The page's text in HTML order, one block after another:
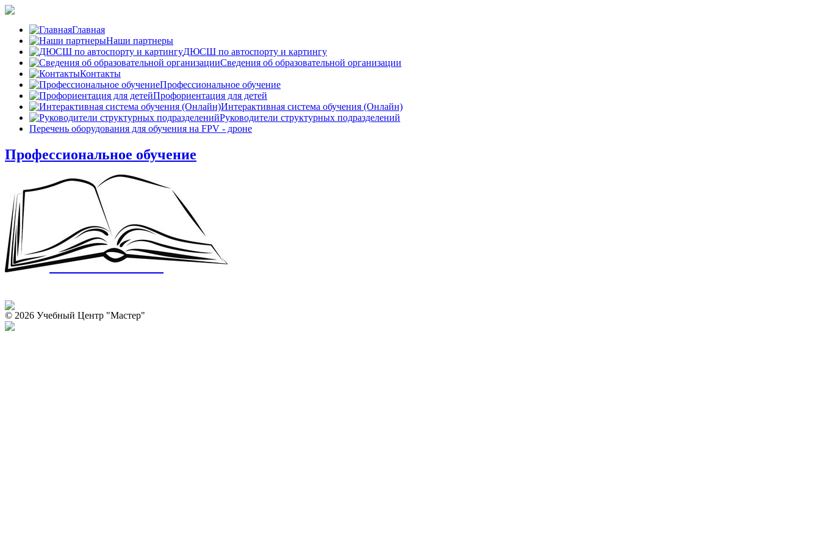
Главная
Наши партнеры
ДЮСШ по автоспорту и картингу
Сведения об образовательной организации
Контакты
Профессиональное обучение
Профориентация для детей
Интерактивная система обучения (Онлайн)
Руководители структурных подразделений
Перечень оборудования для обучения на FPV - дроне
Профессиональное обучение
АВТОШКОЛА
ШКОЛА КРАСОТЫ
ШКОЛА БПЛА
© 2026 Учебный Центр "Мастер"